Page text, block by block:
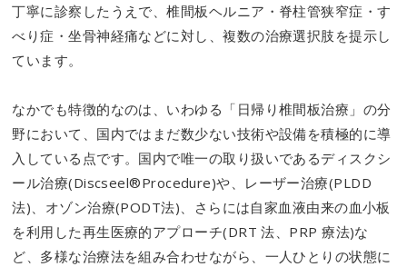
丁寧に診察したうえで、椎間板ヘルニア・脊柱管狭窄症・す
べり症・坐骨神経痛などに対し、複数の治療選択肢を提示し
ています。
なかでも特徴的なのは、いわゆる「日帰り椎間板治療」の分
野において、国内ではまだ数少ない技術や設備を積極的に導
入している点です。国内で唯一の取り扱いであるディスクシ
ール治療(Discseel®Procedure)や、レーザー治療(PLDD
法)、オゾン治療(PODT法)、さらには自家血液由来の血小板
を利用した再生医療的アプローチ(DRT 法、PRP 療法)な
ど、多様な治療法を組み合わせながら、一人ひとりの状態に